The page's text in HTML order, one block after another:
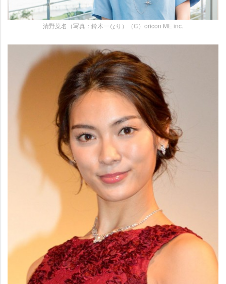
清野菜名（写真：鈴木一なり）（C）oricon ME inc.